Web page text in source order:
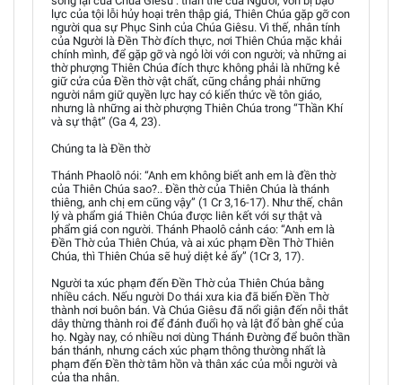
lực của tội lỗi hủy hoại trên thập giá, Thiên Chúa gặp gỡ con
người qua sự Phục Sinh của Chúa Giêsu. Vì thế, nhân tính
của Người là Ðền Thờ đích thực, nơi Thiên Chúa mặc khải
chính mình, để gặp gỡ và ngỏ lời với con người; và những ai
thờ phượng Thiên Chúa đích thực không phải là những kẻ
giữ cửa của Ðền thờ vật chất, cũng chẳng phải những
người nắm giữ quyền lực hay có kiến thức về tôn giáo,
nhưng là những ai thờ phượng Thiên Chúa trong “Thần Khí
và sự thật” (Ga 4, 23).
Chúng ta là Đền thờ
Thánh Phaolô nói: “Anh em không biết anh em là đền thờ
của Thiên Chúa sao?.. Đền thờ của Thiên Chúa là thánh
thiêng, anh chị em cũng vậy” (1 Cr 3,16-17). Như thế, chân
lý và phẩm giá Thiên Chúa được liên kết với sự thật và
phẩm giá con người. Thánh Phaolô cảnh cáo: “Anh em là
Đền Thờ của Thiên Chúa, và ai xúc phạm Đền Thờ Thiên
Chúa, thì Thiên Chúa sẽ huỷ diệt kẻ ấy” (1Cr 3, 17).
Người ta xúc phạm đến Đền Thờ của Thiên Chúa bằng
nhiều cách. Nếu người Do thái xưa kia đã biến Đền Thờ
thành nơi buôn bán. Và Chúa Giêsu đã nổi giận đến nỗi thắt
dây thừng thành roi để đánh đuổi họ và lật đổ bàn ghế của
họ. Ngày nay, có nhiều nơi dùng Thánh Đường để buôn thần
bán thánh, nhưng cách xúc phạm thông thường nhất là
phạm đến Đền thờ tâm hồn và thân xác của mỗi người và
của tha nhân.